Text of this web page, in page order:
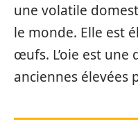
une volatile
le monde. Elle est
œufs. L’oie est une
anciennes élevées